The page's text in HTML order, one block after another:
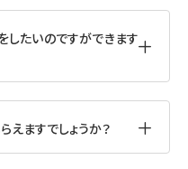
したいのですができます
-
えますでしょうか？ -